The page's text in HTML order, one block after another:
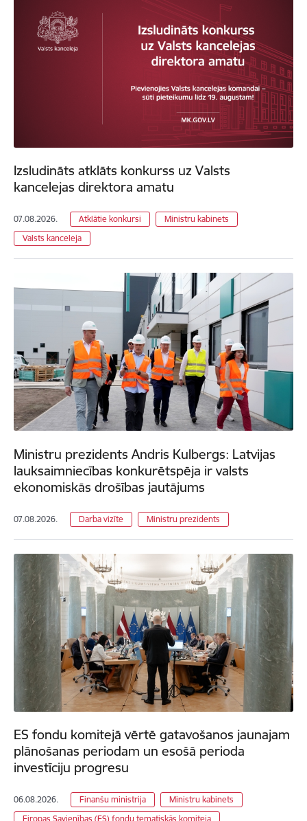
Izsludināts atklāts konkurss uz Valsts
kancelejas direktora amatu
07.08.2026. Atklātie konkursi
Ministru kabinets
Valsts kanceleja
Ministru prezidents Andris Kulbergs: Latvijas
lauksaimniecības konkurētspēja ir valsts
ekonomiskās drošības jautājums
07.08.2026. Darba vizīte Ministru prezidents
ES fondu komitejā vērtē gatavošanos jaunajam
plānošanas periodam un esošā perioda
investīciju progresu
06.08.2026. Finanšu ministrija
Ministru kabinets
Eiropas Savienības (ES) fondu tematiskās komiteja